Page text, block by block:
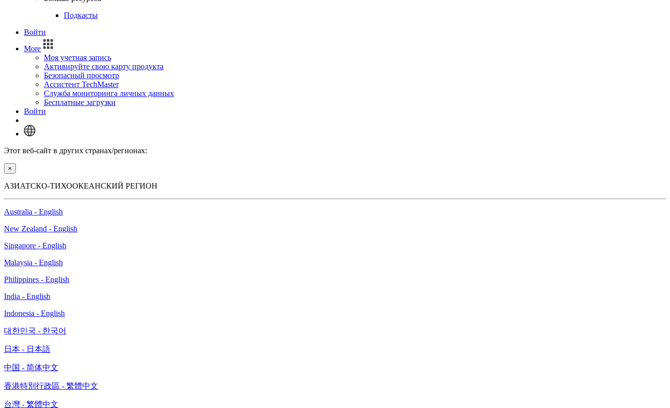
Подкасты
Войти
More
Моя учетная запись
Активируйте свою карту продукта
Безопасный просмотр
Ассистент TechMaster
Служба мониторинга личных данных
Бесплатные загрузки
Войти
Этот веб-сайт в других странах/регионах:
×
АЗИАТСКО-ТИХООКЕАНСКИЙ РЕГИОН
Australia - English
New Zealand - English
Singapore - English
Malaysia - English
Philippines - English
India - English
Indonesia - English
대한민국 - 한국어
日本 - 日本語
中国 - 简体中文
香港特別行政區 - 繁體中文
台灣 - 繁體中文